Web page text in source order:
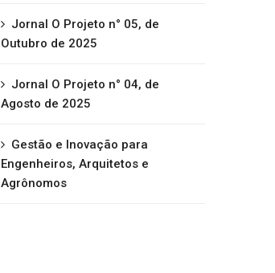
Jornal O Projeto n° 05, de
Outubro de 2025
Jornal O Projeto n° 04, de
Agosto de 2025
Gestão e Inovação para
Engenheiros, Arquitetos e
Agrônomos